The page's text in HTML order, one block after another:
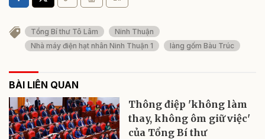
Tổng Bí thư Tô Lâm
Ninh Thuận
Nhà máy điện hạt nhân Ninh Thuận 1
làng gốm Bàu Trúc
BÀI LIÊN QUAN
Thông điệp 'không làm
thay, không ôm giữ việc'
của Tổng Bí thư